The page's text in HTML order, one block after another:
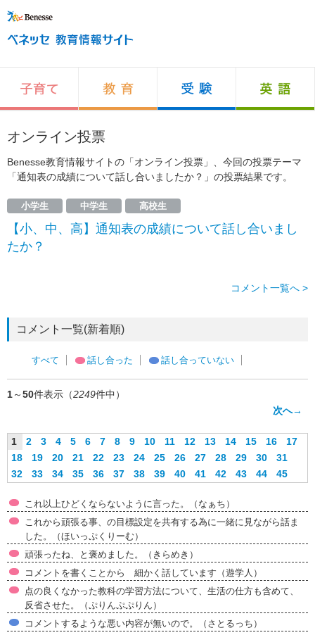
オンライン投票
Benesse教育情報サイトの「オンライン投票」、今回の投票テーマ
「通知表の成績について話し合いましたか？」の投票結果です。
小学生 中学生 高校生
【小、中、高】通知表の成績について話し合いまし
たか？
コメント一覧へ >
コメント一覧(新着順)
すべて 話し合った 話し合っていない
1～50件表示（2249件中）
次へ→
1 2 3 4 5 6 7 8 9 10 11 12 13 14 15 16
17
18
19 20 21 22 23 24 25 26 27 28 29 30
31
32
33 34 35 36 37 38 39 40 41 42 43 44 45
これ以上ひどくならないように言った。（なぁち）
これから頑張る事、の目標設定を共有する為に一緒に見ながら話ま
した。（ほいっぷくりーむ）
頑張ったね、と褒めました。（きらめき）
コメントを書くことから 細かく話しています（遊学人）
点の良くなかった教科の学習方法について、生活の仕方も含めて、
反省させた。（ぷりんぷぷりん）
コメントするような悪い内容が無いので。（さとるっち）